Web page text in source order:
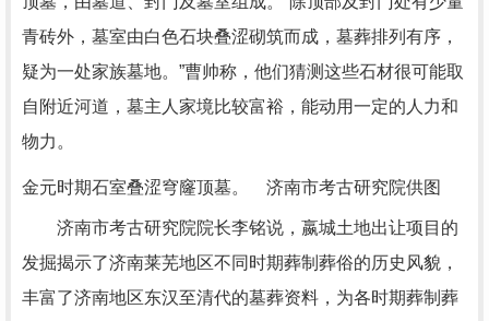
青砖外，墓室由白色石块叠涩砌筑而成，墓葬排列有序，
疑为一处家族墓地。”曹帅称，他们猜测这些石材很可能取
自附近河道，墓主人家境比较富裕，能动用一定的人力和
物力。
金元时期石室叠涩穹窿顶墓。 济南市考古研究院供图
济南市考古研究院院长李铭说，嬴城土地出让项目的
发掘揭示了济南莱芜地区不同时期葬制葬俗的历史风貌，
丰富了济南地区东汉至清代的墓葬资料，为各时期葬制葬